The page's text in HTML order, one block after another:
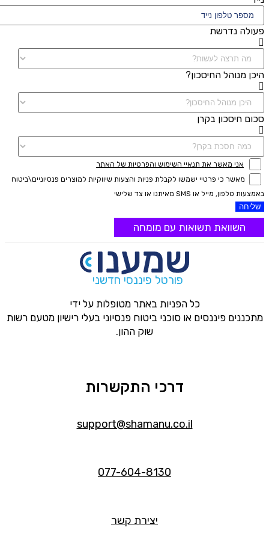
פעולה נדרשת
היכן מנוהל החיסכון?
סכום חיסכון בקרן
אני מאשר את תנאיי השימוש והפרטיות של האתר
מאשר כי פרטיי ישמשו לקבלת פניות והצעות שיווקיות למוצרים פנסיוניים\ביטוח
באמצעות טלפון, מייל או SMS מאיתנו או צד שלישי
שליחה
השוואת תשואות עם מומחה
פורטל פיננסי חדשני
כל הפניות באתר מטופלות על ידי
מתכננים פיננסים או סוכני ביטוח פנסיוני בעלי רישיון מטעם רשות
שוק ההון.
דרכי התקשרות
support@shamanu.co.il
077-604-8130
יצירת קשר